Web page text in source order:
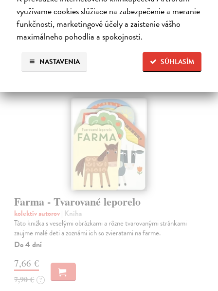
využívame cookies slúžiace na zabezpečenie a meranie
funkčnosti, marketingové účely a zaistenie vášho
maximálneho pohodlia a spokojnosti.
SÚHLASÍM
NASTAVENIA
zaujme malé deti a zoznámi ich so životom v lese.
Do 4 dní
7,66 €
Farma - Tvarované leporelo
kolektív autorov| Kniha
Táto knižka s veselými obrázkami a rôzne tvarovanými stránkami
zaujme malé deti a zoznámi ich so zvieratami na farme.
Do 4 dní
7,66 €
7,90 € ?